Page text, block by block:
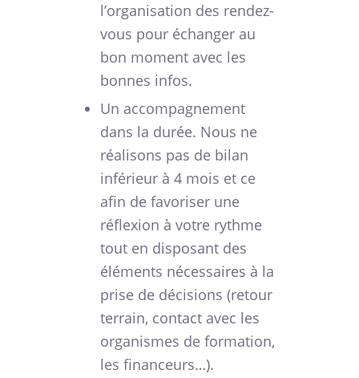
l’organisation des rendez-
vous pour échanger au
bon moment avec les
bonnes infos.
Un accompagnement
dans la durée. Nous ne
réalisons pas de bilan
inférieur à 4 mois et ce
afin de favoriser une
réflexion à votre rythme
tout en disposant des
éléments nécessaires à la
prise de décisions (retour
terrain, contact avec les
organismes de formation,
les financeurs…).